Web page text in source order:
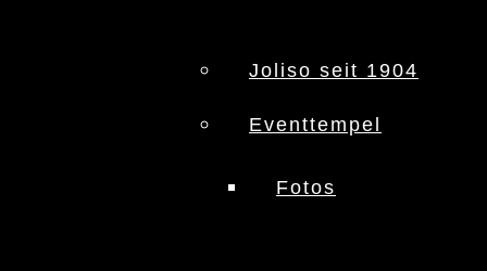
Joliso seit 1904
Eventtempel
Fotos